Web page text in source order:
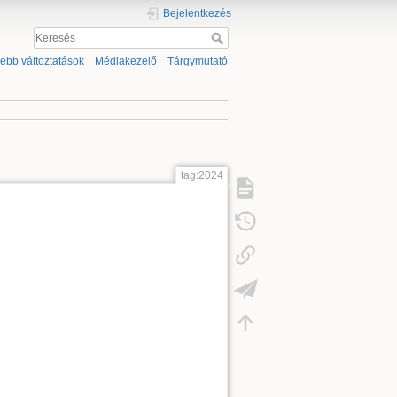
Bejelentkezés
változtatások Médiakezelő Tárgymutató
tag:2024